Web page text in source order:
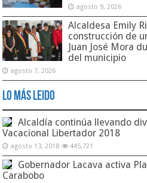
agosto 9, 2026
Alcaldesa Emily
construcción de
Juan José Mora
del municipio
agosto 7, 2026
Lo Más Leido
Alcaldía continúa llevando
Vacacional Libertador 2018
agosto 13, 2018 445,721
Gobernador Lacava activa
Carabobo